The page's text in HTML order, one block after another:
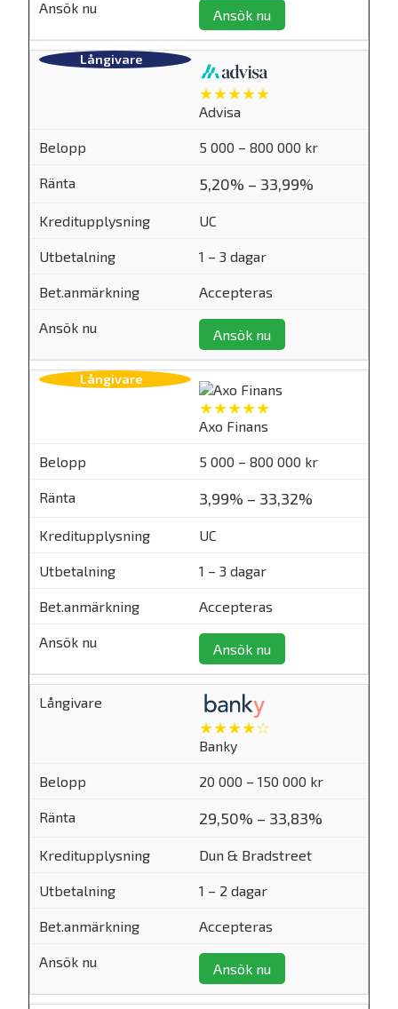
Ansök nu
★★★★★
Advisa
5 000 – 800 000 kr
5,20% – 33,99%
UC
1 – 3 dagar
Accepteras
Ansök nu
★★★★★
Axo Finans
5 000 – 800 000 kr
3,99% – 33,32%
UC
1 – 3 dagar
Accepteras
Ansök nu
★★★★☆
Banky
20 000 – 150 000 kr
29,50% – 33,83%
Dun & Bradstreet
1 – 2 dagar
Accepteras
Ansök nu